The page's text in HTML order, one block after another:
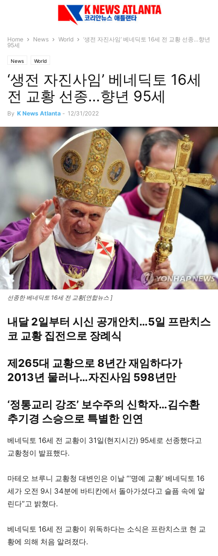
Home News World
‘생전 자진사임’ 베네딕토 16세 전 교황 선종…향년
95세
News World
‘생전 자진사임’ 베네딕토 16세
전 교황 선종…향년 95세
By K News Atlanta - 12/31/2022
선종한 베네딕토 16세 전 교황[연합뉴스 ]
내달 2일부터 시신 공개안치…5일 프란치스
코 교황 집전으로 장례식
제265대 교황으로 8년간 재임하다가
2013년 물러나…자진사임 598년만
‘정통교리 강조’ 보수주의 신학자…김수환
추기경 스승으로 특별한 인연
베네딕토 16세 전 교황이 31일(현지시간) 95세로 선종했다고
교황청이 발표했다.
마테오 브루니 교황청 대변인은 이날 “‘명예 교황’ 베네딕토 16
세가 오전 9시 34분에 바티칸에서 돌아가셨다고 슬픔 속에 알
린다”고 밝혔다.
베네딕토 16세 전 교황이 위독하다는 소식은 프란치스코 현 교
황에 의해 처음 알려졌다.